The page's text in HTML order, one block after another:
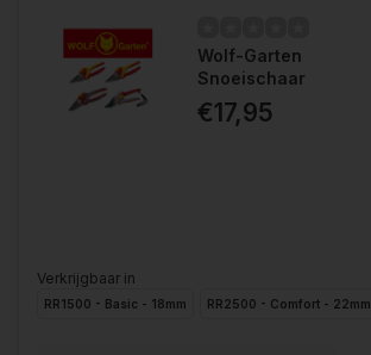
Wolf-Garten
Snoeischaar
€17,95
Verkrijgbaar in
RR1500 - Basic - 18mm RR2500 - Comfort - 22mm